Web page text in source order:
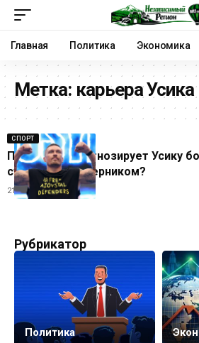
Главная Политика Экономика
Метка: карьера Усика
СПОРТ
Промоутер прогнозирует Усику
станет его соперником?
21.10.2025
Рубрикатор
Политика